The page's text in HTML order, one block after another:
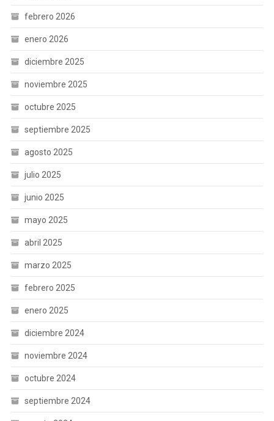
febrero 2026
enero 2026
diciembre 2025
noviembre 2025
octubre 2025
septiembre 2025
agosto 2025
julio 2025
junio 2025
mayo 2025
abril 2025
marzo 2025
febrero 2025
enero 2025
diciembre 2024
noviembre 2024
octubre 2024
septiembre 2024